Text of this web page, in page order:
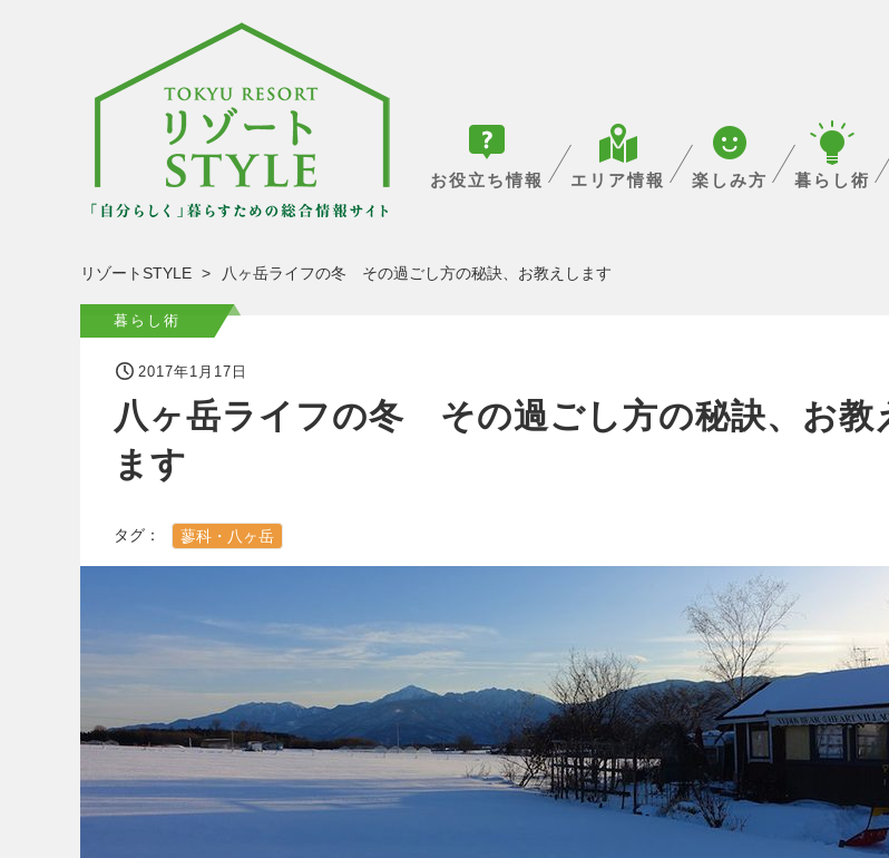
お役立ち情報 エリア情報 楽しみ方 暮らし術
リゾートSTYLE 八ヶ岳ライフの冬 その過ごし方の秘訣、お教えします
2017年1月17日
八ヶ岳ライフの冬 その過ごし方の秘訣、お教
ます
タグ： 蓼科・八ヶ岳
暮らし術